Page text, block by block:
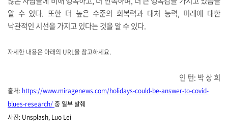
알 수 있다. 또한 더 높은 수준의 회복력과 대처 능력, 미래에 대한
낙관적인 시선을 가지고 있다는 것을 알 수 있다.
자세한 내용은 아래의 URL을 참고하세요.
인 턴: 박 상 희
출처: https://www.miragenews.com/holidays-could-be-answer-to-covid-
blues-research/​중 일부 발췌
사진: Unsplash, Luo Lei